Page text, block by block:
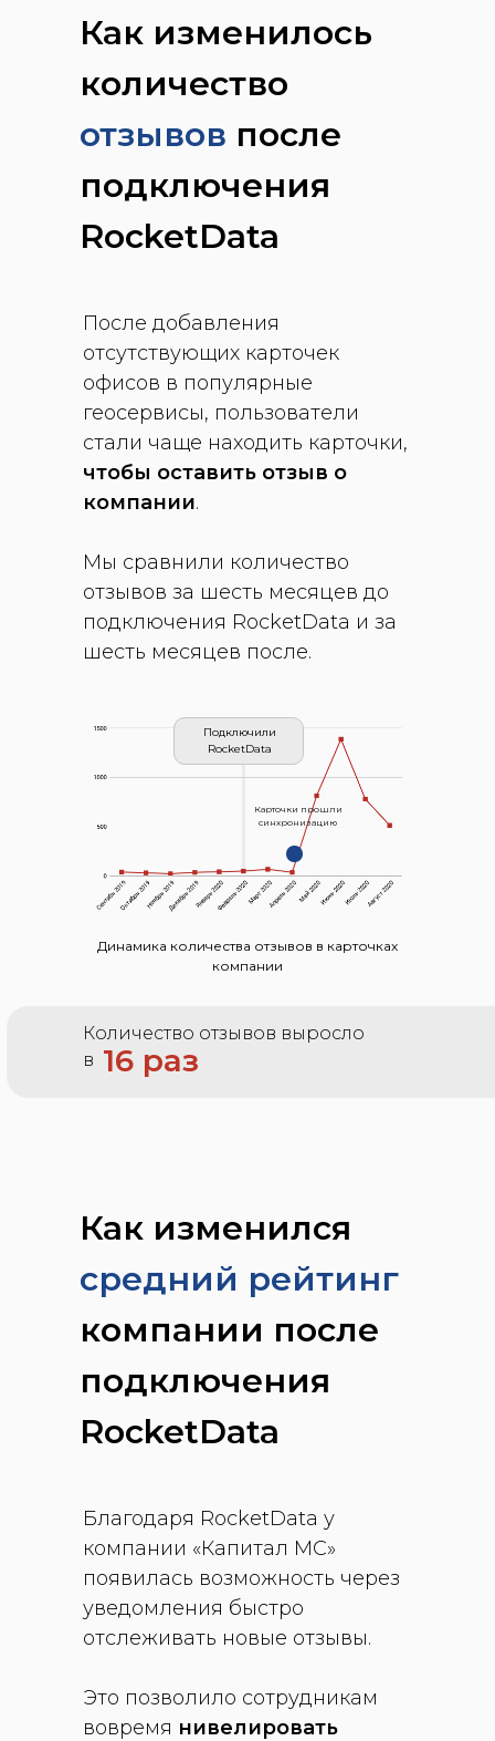
Как изменилось
количество
отзывов после
подключения
RocketData
После добавления
отсутствующих карточек
офисов в популярные
геосервисы, пользователи
стали чаще находить карточки,
чтобы оставить отзыв о
компании.
Мы сравнили количество
отзывов за шесть месяцев до
подключения RocketData и за
шесть месяцев после.
Количество отзывов выросло
в 16 раз
Подключили
RocketData
Динамика количества отзывов в карточках
компании
Карточки прошли
синхронизацию
Как изменился
средний рейтинг
компании после
подключения
RocketData
Благодаря RocketData у
компании «Капитал МС»
появилась возможность через
уведомления быстро
отслеживать новые отзывы.
Это позволило сотрудникам
вовремя нивелировать